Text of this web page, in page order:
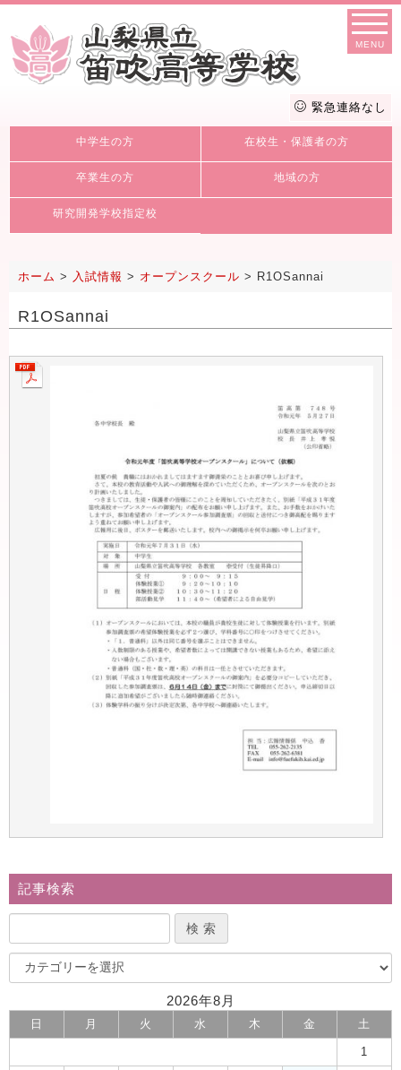
MENU
緊急連絡なし
中学生の方 在校生・保護者の方
卒業生の方 地域の方
研究開発学校指定校
ホーム > 入試情報 > オープンスクール > R1OSannai
R1OSannai
記事検索
2026年8月
日 月 火 水 木 金 土
1